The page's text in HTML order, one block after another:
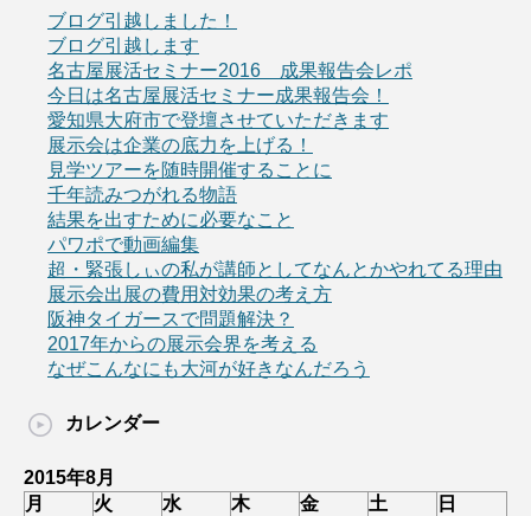
ブログ引越しました！
ブログ引越します
名古屋展活セミナー2016 成果報告会レポ
今日は名古屋展活セミナー成果報告会！
愛知県大府市で登壇させていただきます
展示会は企業の底力を上げる！
見学ツアーを随時開催することに
千年読みつがれる物語
結果を出すために必要なこと
パワポで動画編集
超・緊張しぃの私が講師としてなんとかやれてる理由
展示会出展の費用対効果の考え方
阪神タイガースで問題解決？
2017年からの展示会界を考える
なぜこんなにも大河が好きなんだろう
カレンダー
2015年8月
月
火 水 木 金 土
日